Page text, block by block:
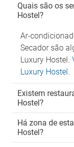
Quais são os
Hostel?
Ar-
Secador são
Luxury Hostel.
Luxury Hostel.
Existem
Hostel?
Há zona de
Hostel?